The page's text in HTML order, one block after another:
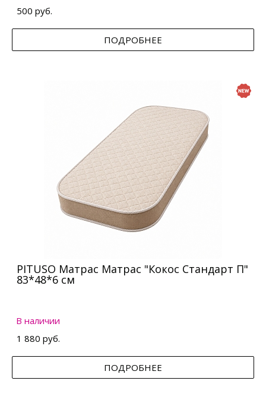
500 руб.
ПОДРОБНЕЕ
PITUSO Матрас Матрас "Кокос Стандарт П"
83*48*6 см
В наличии
1 880 руб.
ПОДРОБНЕЕ